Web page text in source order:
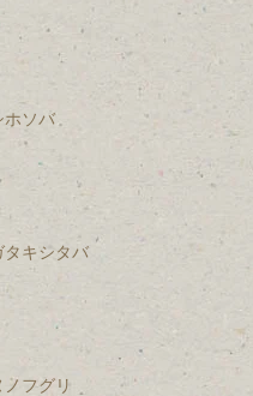
ホソバ
タキシタバ
ノフグリ